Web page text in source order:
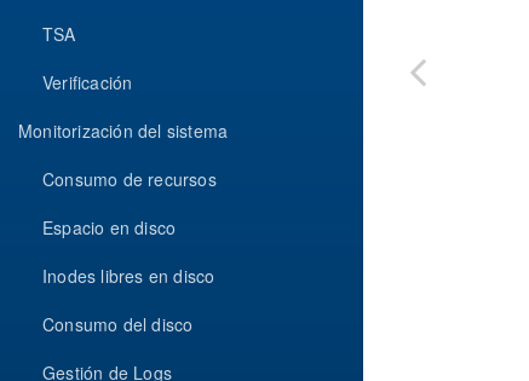
TSA
Verificación
Monitorización del sistema
Consumo de recursos
Espacio en disco
Inodes libres en disco
Consumo del disco
Gestión de Logs